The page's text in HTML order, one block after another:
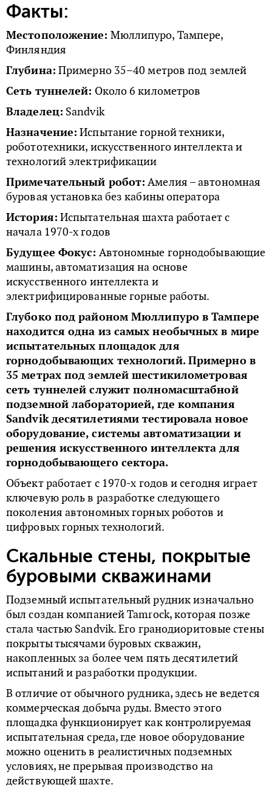
Факты:
Местоположение: Мюллипуро, Тампере,
Финляндия
Глубина: Примерно 35–40 метров под землей
Сеть туннелей: Около 6 километров
Владелец: Sandvik
Назначение: Испытание горной техники,
робототехники, искусственного интеллекта и
технологий электрификации
Примечательный робот: Амелия – автономная
буровая установка без кабины оператора
История: Испытательная шахта работает с
начала 1970-х годов
Будущее Фокус: Автономные горнодобывающие
машины, автоматизация на основе
искусственного интеллекта и
электрифицированные горные работы.
Глубоко под районом Мюллипуро в Тампере
находится одна из самых необычных в мире
испытательных площадок для
горнодобывающих технологий. Примерно в
35 метрах под землей шестикилометровая
сеть туннелей служит полномасштабной
подземной лабораторией, где компания
Sandvik десятилетиями тестировала новое
оборудование, системы автоматизации и
решения искусственного интеллекта для
горнодобывающего сектора.
Объект работает с 1970-х годов и сегодня играет
ключевую роль в разработке следующего
поколения автономных горных роботов и
цифровых горных технологий.
Скальные стены, покрытые
буровыми скважинами
Подземный испытательный рудник изначально
был создан компанией Tamrock, которая позже
стала частью Sandvik. Его гранодиоритовые стены
покрыты тысячами буровых скважин,
накопленных за более чем пять десятилетий
испытаний и разработки продукции.
В отличие от обычного рудника, здесь не ведется
коммерческая добыча руды. Вместо этого
площадка функционирует как контролируемая
испытательная среда, где новое оборудование
можно оценить в реалистичных подземных
условиях, не прерывая производство на
действующей шахте.